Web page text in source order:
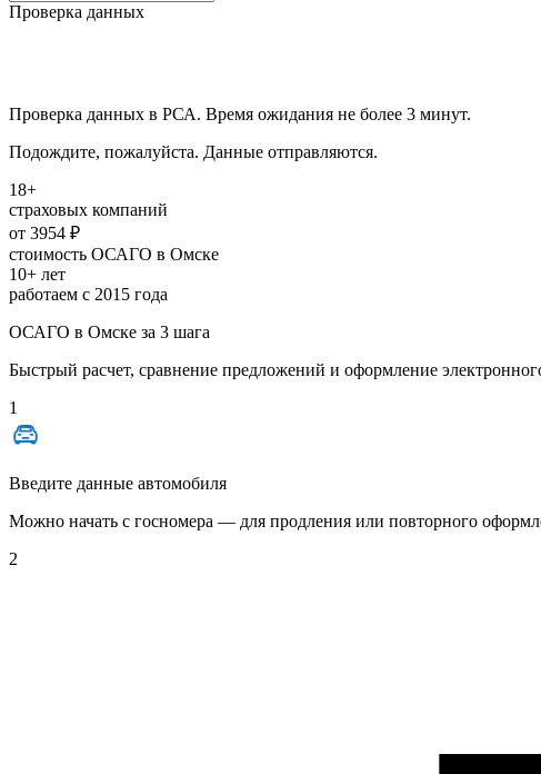
Проверка данных
Проверка данных в РСА. Время ожидания не более 3 минут.
Подождите, пожалуйста. Данные отправляются.
18+
страховых компаний
от 3954 ₽
стоимость ОСАГО в Омске
10+ лет
работаем с 2015 года
ОСАГО в Омске за 3 шага
Быстрый расчет, сравнение предложений и оформление
1
Введите данные автомобиля
Можно начать с госномера — для продления или повторного
2